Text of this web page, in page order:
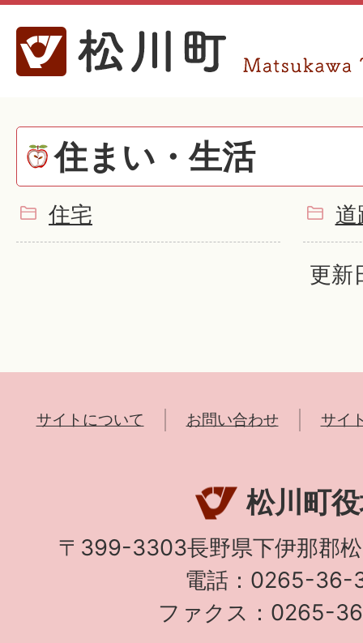
住まい・生活
住宅 道
更新
サイトについて お問い合わせ サイ
松川町
〒399-3303長野県下伊那郡
電話：0265-36-
ファクス：0265-